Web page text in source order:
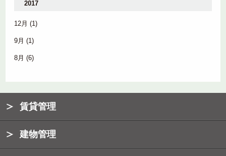
2017
12月 (1)
9月 (1)
8月 (6)
賃貸管理
建物管理